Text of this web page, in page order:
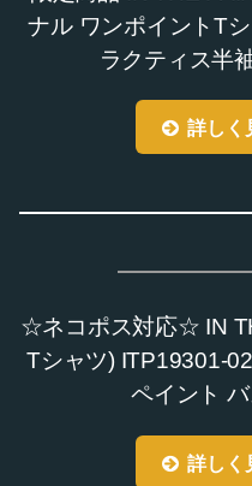
ナル ワンポイントT
ラクティス半
詳しく
☆ネコポス対応☆ IN
Tシャツ) ITP19301-
ペイント
詳しく